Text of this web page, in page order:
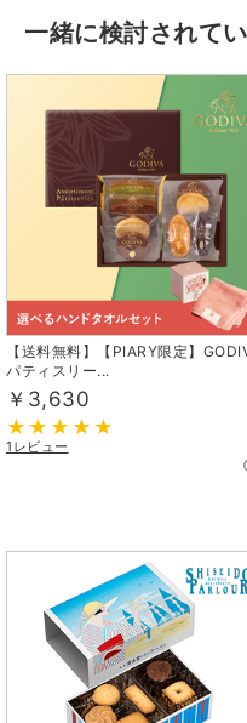
一緒に検討されて
【送料無料】【PIARY限定】
パティスリー...
￥3,630
1レビュー